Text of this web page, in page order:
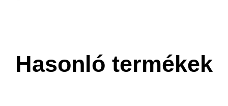
Hasonló termékek